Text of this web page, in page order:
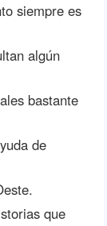
siempre es
algún
bastante
de
que